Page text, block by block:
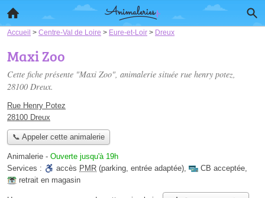
Accueil > Centre-Val de Loire > Eure-et-Loir > Dreux
Maxi Zoo
Cette fiche présente "Maxi Zoo", animalerie située rue henry potez,
28100 Dreux.
Rue Henry Potez
28100 Dreux
📞 Appeler cette animalerie
Animalerie - Ouverte jusqu'à 19h
Services :
accès PMR (parking, entrée adaptée), CB acceptée,
retrait en magasin